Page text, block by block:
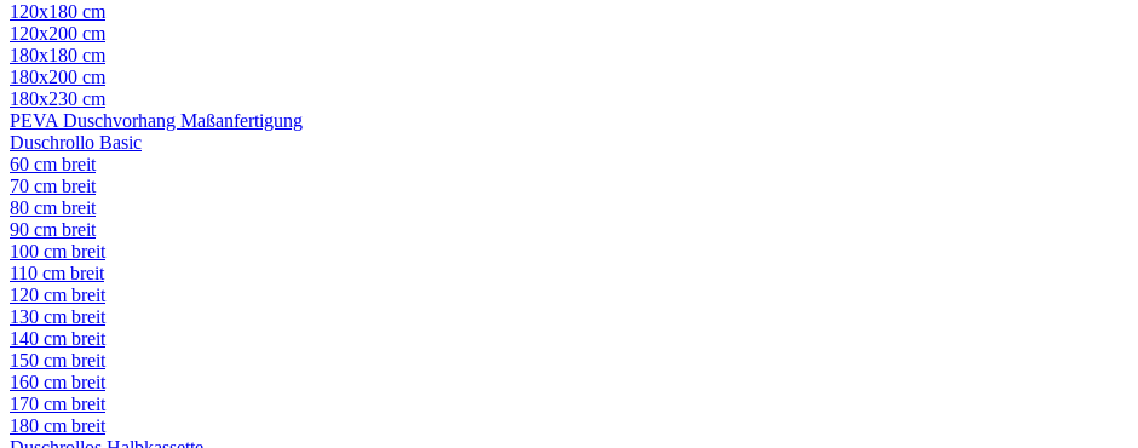
120x180 cm
120x200 cm
180x180 cm
180x200 cm
180x230 cm
PEVA Duschvorhang Maßanfertigung
Duschrollo Basic
60 cm breit
70 cm breit
80 cm breit
90 cm breit
100 cm breit
110 cm breit
120 cm breit
130 cm breit
140 cm breit
150 cm breit
160 cm breit
170 cm breit
180 cm breit